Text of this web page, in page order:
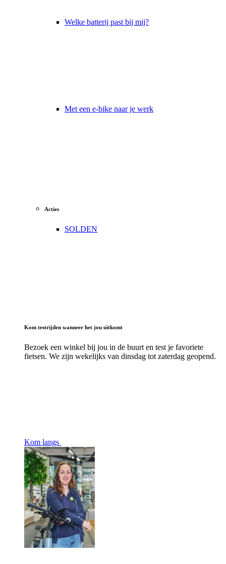
Welke batterij past bij mij?
Met een e-bike naar je werk
Acties
SOLDEN
Kom testrijden wanneer het jou uitkomt
Bezoek een winkel bij jou in de buurt en test je favoriete
fietsen. We zijn wekelijks van dinsdag tot zaterdag geopend.
Kom langs